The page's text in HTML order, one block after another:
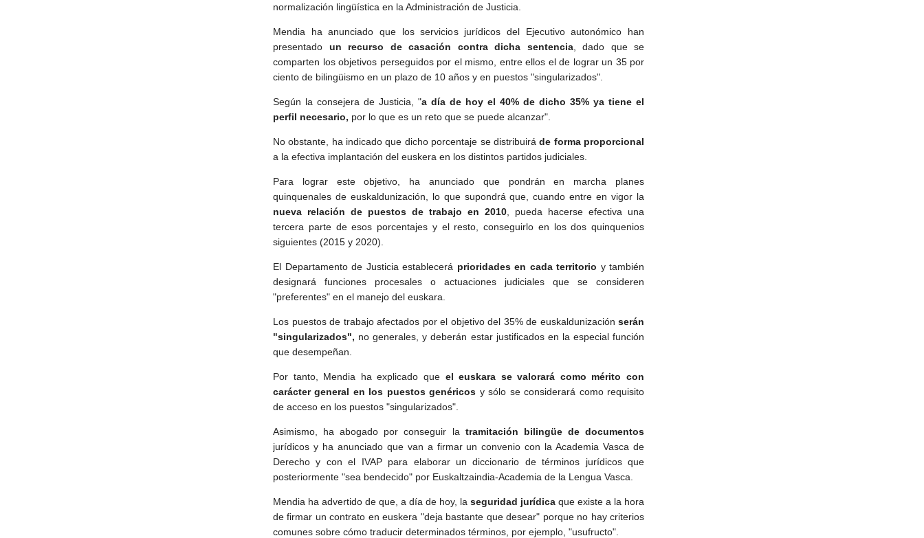
normalización lingüística en la Administración de Justicia.
Mendia ha anunciado que los servicios jurídicos del Ejecutivo autonómico han
presentado un recurso de casación contra dicha sentencia, dado que se
comparten los objetivos perseguidos por el mismo, entre ellos el de lograr un 35 por
ciento de bilingüismo en un plazo de 10 años y en puestos "singularizados".
Según la consejera de Justicia, "a día de hoy el 40% de dicho 35% ya tiene el
perfil necesario, por lo que es un reto que se puede alcanzar".
No obstante, ha indicado que dicho porcentaje se distribuiráde forma proporcional
a la efectiva implantación del euskera en los distintos partidos judiciales.
Para lograr este objetivo, ha anunciado que pondrán en marcha planes
quinquenales de euskaldunización, lo que supondrá que, cuando entre en vigor la
nueva relación de puestos de trabajo en 2010 , pueda hacerse efectiva una
tercera parte de esos porcentajes y el resto, conseguirlo en los dos quinquenios
siguientes (2015 y 2020).
El Departamento de Justicia establecerá prioridades en cada territorio y también
designará funciones procesales o actuaciones judiciales que se consideren
"preferentes" en el manejo del euskara.
Los puestos de trabajo afectados por el objetivo del 35% de euskaldunización serán
"singularizados", no generales, y deberán estar justificados en la especial función
que desempeñan.
Por tanto, Mendia ha explicado queel euskara se valorará como mérito con
carácter general en los puestos genéricos y sólo se considerará como requisito
de acceso en los puestos "singularizados".
Asimismo, ha abogado por conseguir la tramitación bilingüe de documentos
jurídicos y ha anunciado que van a firmar un convenio con la Academia Vasca de
Derecho y con el IVAP para elaborar un diccionario de términos jurídicos que
posteriormente "sea bendecido" por Euskaltzaindia-Academia de la Lengua Vasca.
Mendia ha advertido de que, a día de hoy, la seguridad jurídica que existe a la hora
de firmar un contrato en euskera "deja bastante que desear" porque no hay criterios
comunes sobre cómo traducir determinados términos, por ejemplo, "usufructo".